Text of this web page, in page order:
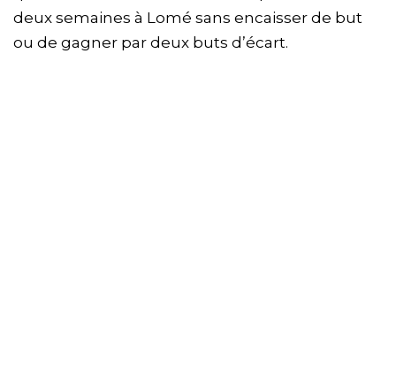
deux semaines à Lomé sans encaisser de but
ou de gagner par deux buts d’écart.